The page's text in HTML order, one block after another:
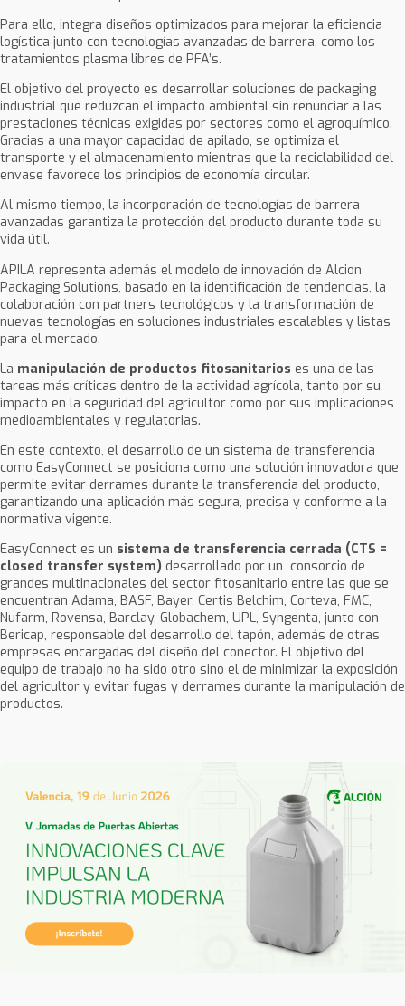
Para ello, integra diseños optimizados para mejorar la eficiencia
logística junto con tecnologías avanzadas de barrera, como los
tratamientos plasma libres de PFA’s.
El objetivo del proyecto es desarrollar soluciones de packaging
industrial que reduzcan el impacto ambiental sin renunciar a las
prestaciones técnicas exigidas por sectores como el agroquímico.
Gracias a una mayor capacidad de apilado, se optimiza el
transporte y el almacenamiento mientras que la reciclabilidad del
envase favorece los principios de economía circular.
Al mismo tiempo, la incorporación de tecnologías de barrera
avanzadas garantiza la protección del producto durante toda su
vida útil.
APILA representa además el modelo de innovación de Alcion
Packaging Solutions, basado en la identificación de tendencias, la
colaboración con partners tecnológicos y la transformación de
nuevas tecnologías en soluciones industriales escalables y listas
para el mercado.
La manipulación de productos fitosanitarios es una de las
tareas más críticas dentro de la actividad agrícola, tanto por su
impacto en la seguridad del agricultor como por sus implicaciones
medioambientales y regulatorias.
En este contexto, el desarrollo de un sistema de transferencia
como EasyConnect se posiciona como una solución innovadora que
permite evitar derrames durante la transferencia del producto,
garantizando una aplicación más segura, precisa y conforme a la
normativa vigente.
EasyConnect es un sistema de transferencia cerrada (CTS =
closed transfer system) desarrollado por un consorcio de
grandes multinacionales del sector fitosanitario entre las que se
encuentran Adama, BASF, Bayer, Certis Belchim, Corteva, FMC,
Nufarm, Rovensa, Barclay, Globachem, UPL, Syngenta, junto con
Bericap, responsable del desarrollo del tapón, además de otras
empresas encargadas del diseño del conector. El objetivo del
equipo de trabajo no ha sido otro sino el de minimizar la exposición
del agricultor y evitar fugas y derrames durante la manipulación de
productos.